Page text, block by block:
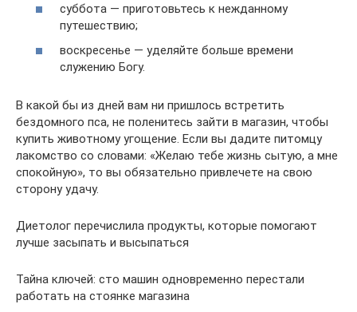
суббота — приготовьтесь к нежданному
путешествию;
воскресенье — уделяйте больше времени
служению Богу.
В какой бы из дней вам ни пришлось встретить
бездомного пса, не поленитесь зайти в магазин, чтобы
купить животному угощение. Если вы дадите питомцу
лакомство со словами: «Желаю тебе жизнь сытую, а мне
спокойную», то вы обязательно привлечете на свою
сторону удачу.
Диетолог перечислила продукты, которые помогают
лучше засыпать и высыпаться
Тайна ключей: сто машин одновременно перестали
работать на стоянке магазина